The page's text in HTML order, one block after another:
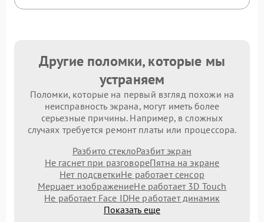
Другие поломки, которые мы
устраняем
Поломки, которые на первый взгляд похожи на
неисправность экрана, могут иметь более
серьезные причины. Например, в сложных
случаях требуется ремонт платы или процессора.
Разбито стеклоРазбит экран
Не гаснет при разговореПятна на экране
Нет подсветкиНе работает сенсор
Мерцает изображениеНе работает 3D Touch
Не работает Face IDНе работает динамик
Показать еще